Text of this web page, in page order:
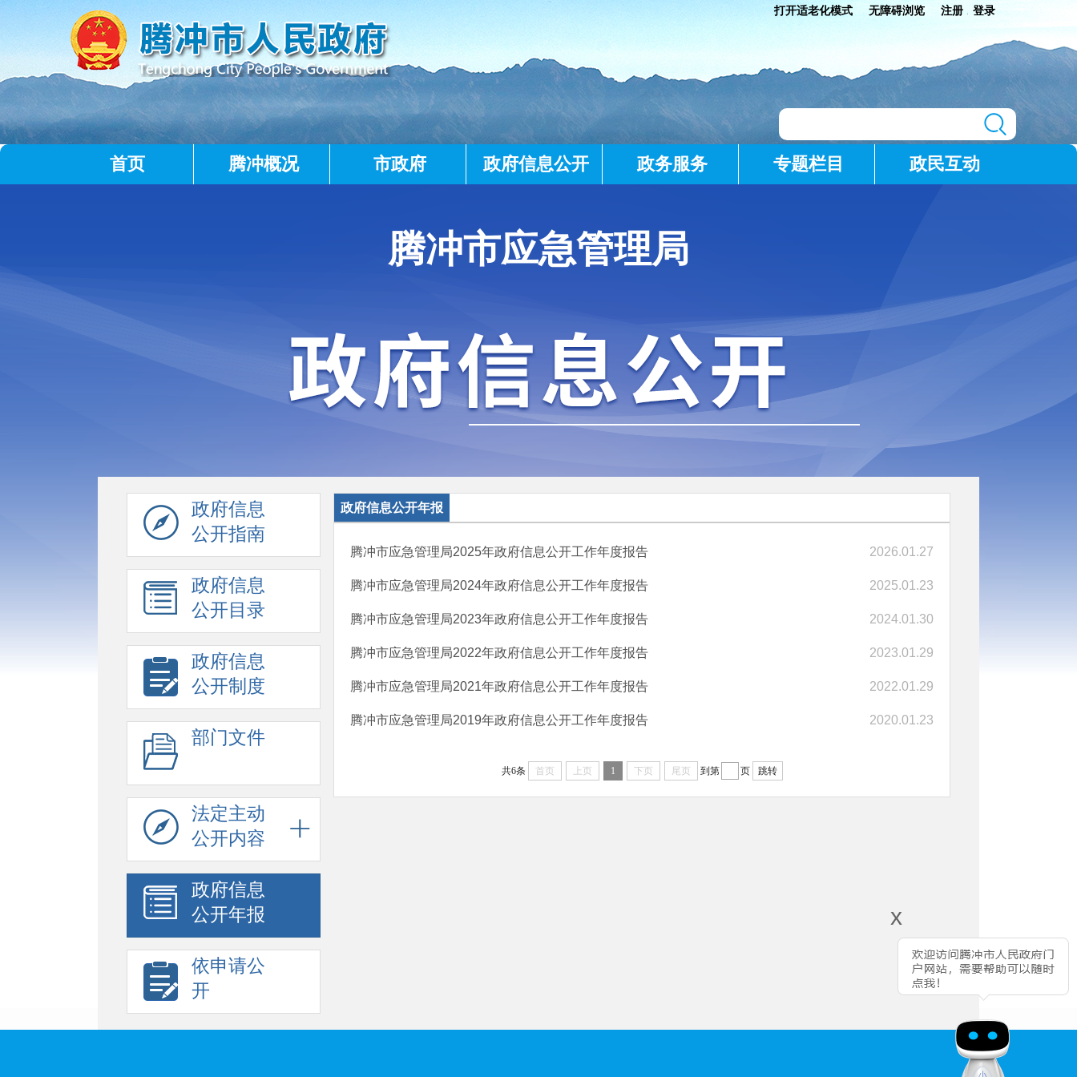
打开适老化模式 无障碍浏览 注册 登录
x
首页 腾冲概况 市政府 政府信息公开 政务服务 专题栏目 政民互动
腾冲市应急管理局
政府信息
公开指南
政府信息
公开目录
政府信息
公开制度
部门文件
法定主动
公开内容
政府信息
公开年报
依申请公
开
政府信息公开年报
腾冲市应急管理局2025年政府信息公开工作年度报告 2026.01.27
腾冲市应急管理局2024年政府信息公开工作年度报告 2025.01.23
腾冲市应急管理局2023年政府信息公开工作年度报告 2024.01.30
腾冲市应急管理局2022年政府信息公开工作年度报告 2023.01.29
腾冲市应急管理局2021年政府信息公开工作年度报告 2022.01.29
腾冲市应急管理局2019年政府信息公开工作年度报告 2020.01.23
共6条 首页 上页 1 下页 尾页 到第 页 跳转